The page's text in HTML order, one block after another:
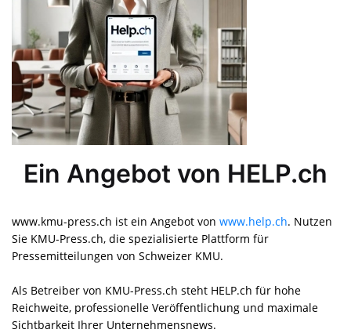
Ein Angebot von HELP.ch
www.kmu-press.ch ist ein Angebot von www.help.ch. Nutzen
Sie KMU-Press.ch, die spezialisierte Plattform für
Pressemitteilungen von Schweizer KMU.
Als Betreiber von KMU-Press.ch steht HELP.ch für hohe
Reichweite, professionelle Veröffentlichung und maximale
Sichtbarkeit Ihrer Unternehmensnews.